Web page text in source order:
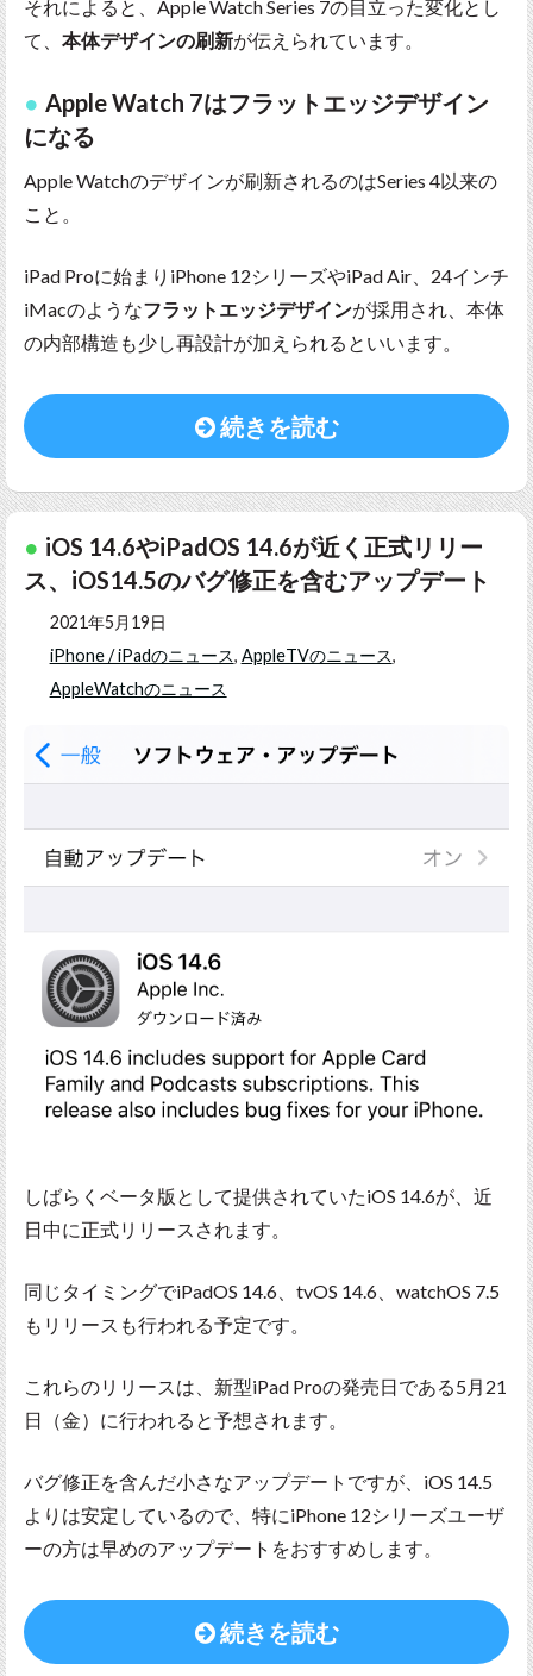
それによると、Apple Watch Series 7の目立った変化とし
て、 本体デザインの刷新が伝えられています。
Apple Watch 7はフラットエッジデザイン
になる
Apple Watchのデザインが刷新されるのはSeries 4以来の
こと。
iPad Proに始まりiPhone 12シリーズやiPad Air、24インチ
iMacのようなフラットエッジデザインが採用され、本体
の内部構造も少し再設計が加えられるといいます。
続きを読む
iOS 14.6やiPadOS 14.6が近く正式リリー
ス、iOS14.5のバグ修正を含むアップデート
2021年5月19日
iPhone / iPadのニュース, AppleTVのニュース,
AppleWatchのニュース
しばらくベータ版として提供されていたiOS 14.6が、近
日中に正式リリースされます。
同じタイミングでiPadOS 14.6、tvOS 14.6、watchOS 7.5
もリリースも行われる予定です。
これらのリリースは、新型iPad Proの発売日である5月21
日（金）に行われると予想されます。
バグ修正を含んだ小さなアップデートですが、iOS 14.5
よりは安定しているので、特にiPhone 12シリーズユーザ
ーの方は早めのアップデートをおすすめします。
続きを読む